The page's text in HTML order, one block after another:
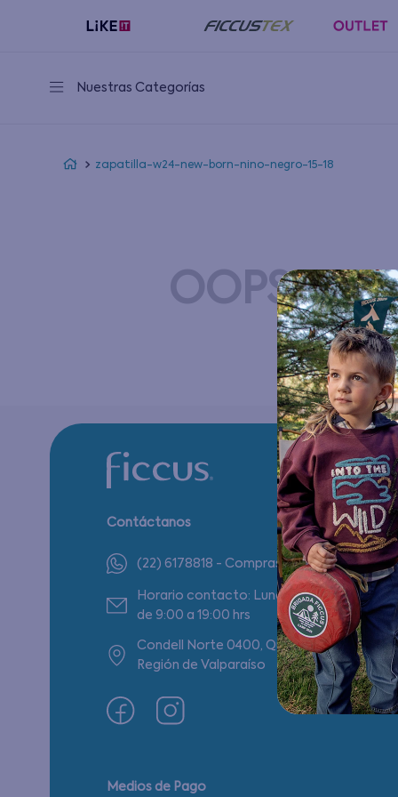
Nuestras Categorías
zapatilla-w24-new-born-nino-negro-15-18
OOPS!
Contáctanos
(22) 6178818 - Compras Internet
Horario contacto: Lunes a Viernes
de 9:00 a 19:00 hrs
Condell Norte 0400, Quilpué,
Región de Valparaíso
Medios de Pago